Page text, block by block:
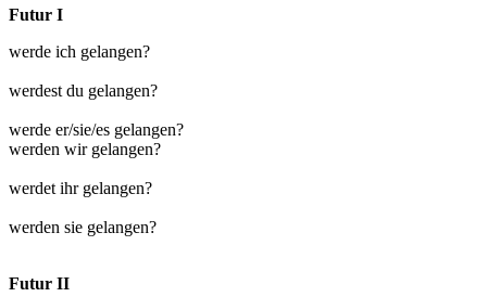
Futur I
werde ich gelangen?
werdest du gelangen?
werde er/sie/es gelangen?
werden wir gelangen?
werdet ihr gelangen?
werden sie gelangen?
Futur II